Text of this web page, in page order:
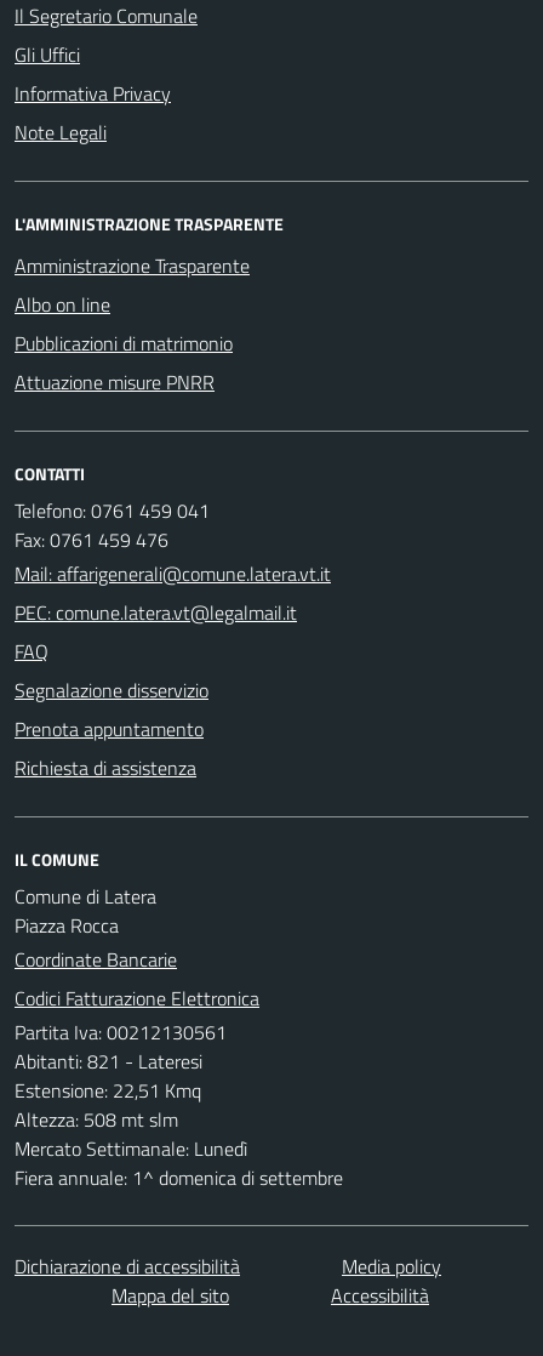
Il Segretario Comunale
Gli Uffici
Informativa Privacy
Note Legali
L'AMMINISTRAZIONE TRASPARENTE
Amministrazione Trasparente
Albo on line
Pubblicazioni di matrimonio
Attuazione misure PNRR
CONTATTI
Telefono: 0761 459 041
Fax: 0761 459 476
Mail: affarigenerali@comune.latera.vt.it
PEC: comune.latera.vt@legalmail.it
FAQ
Segnalazione disservizio
Prenota appuntamento
Richiesta di assistenza
IL COMUNE
Comune di Latera
Piazza Rocca
Coordinate Bancarie
Codici Fatturazione Elettronica
Partita Iva: 00212130561
Abitanti: 821 - Lateresi
Estensione: 22,51 Kmq
Altezza: 508 mt slm
Mercato Settimanale: Lunedì
Fiera annuale: 1^ domenica di settembre
Dichiarazione di accessibilità
Media policy
Mappa del sito
Accessibilità